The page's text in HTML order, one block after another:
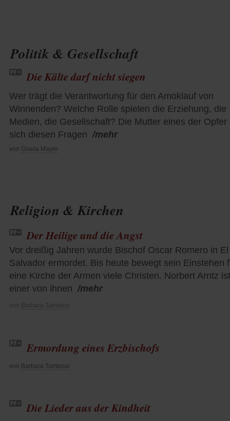
Politik & Gesellschaft
Die Kälte darf nicht siegen
Wer trägt die Verantwortung für den Amoklauf von
Winnenden? Welche Rolle spielen die Erziehung, die
Medien, die Gesellschaft? Die Mutter eines der Opfer
sich diesen Fragen /mehr
von Gisela Mayer
Religion & Kirchen
Der Heilige und die Angst
Vor dreißig Jahren wurde Bischof Oscar Romero in El
Salvador ermordet. Bis heute bewegt sein Einstehen
eine Kirche der Armen viele Christen. Norbert Arntz ist
einer von ihnen /mehr
von Barbara Tambour
Ermordung eines Erzbischofs
von Barbara Tambour
Die Lieder aus der Kindheit